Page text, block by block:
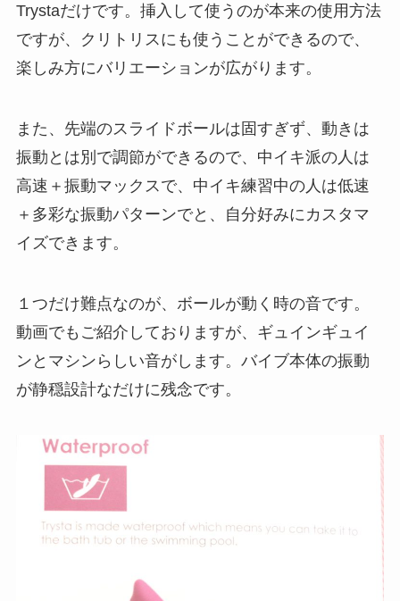
Trystaだけです。挿入して使うのが本来の使用方法
ですが、クリトリスにも使うことができるので、
楽しみ方にバリエーションが広がります。
また、先端のスライドボールは固すぎず、動きは
振動とは別で調節ができるので、中イキ派の人は
高速＋振動マックスで、中イキ練習中の人は低速
＋多彩な振動パターンでと、自分好みにカスタマ
イズできます。
１つだけ難点なのが、ボールが動く時の音です。
動画でもご紹介しておりますが、ギュインギュイ
ンとマシンらしい音がします。バイブ本体の振動
が静穏設計なだけに残念です。